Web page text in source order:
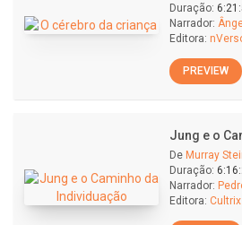
Duração:
Narrador:
Editora:
PREVIEW
Jung e o
De Murray
Duração:
Narrador:
Editora: Cultrix